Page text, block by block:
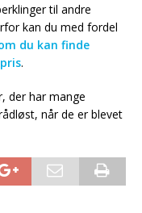
til andre
kan du med fordel
du kan finde
.
der har mange
når de er blevet